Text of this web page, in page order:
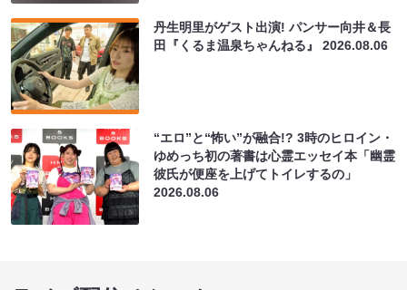
丹生明里がゲスト出演! パンサー向井＆長
田『くるま温泉ちゃんねる』2026.08.06
“エロ”と“怖い”が融合!? 3時のヒロイン・
ゆめっち初の著書は心霊エッセイ本「幽霊
彼氏が便座を上げてトイレするの」
2026.08.06